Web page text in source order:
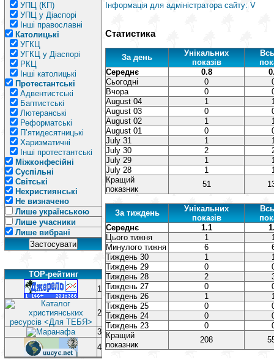
УПЦ (КП)
УПЦ у Діаспорі
Інші православні
Католицькі
УГКЦ
УГКЦ у Діаспорі
РКЦ
Інші католицькі
Протестантські
Адвентистські
Баптистські
Лютеранські
Реформатські
П’ятидесятницькі
Харизматичні
Інші протестантські
Міжконфесійні
Суспільні
Світські
Нехристиянські
Не визначено
Лише українською
Лише учасники
Лише вибрані
TOP-рейтинг
1
2
3
4
Інформація для адміністратора сайту: V
Статистика
За день
Унікальних
показів
Середнє
0.8
Сьогодні
0
Вчора
0
August 04
1
August 03
0
August 02
1
August 01
0
July 31
1
July 30
2
July 29
1
July 28
1
Кращий
показник
51
За тиждень
Унікальних
показів
Середнє
1.1
Цього тижня
1
Минулого тижня
6
Тиждень 30
1
Тиждень 29
0
Тиждень 28
2
Тиждень 27
0
Тиждень 26
1
Тиждень 25
0
Тиждень 24
0
Тиждень 23
0
Кращий
показник
208